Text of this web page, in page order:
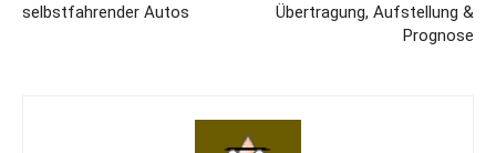
selbstfahrender Autos
Übertragung, Aufstellung &
Prognose